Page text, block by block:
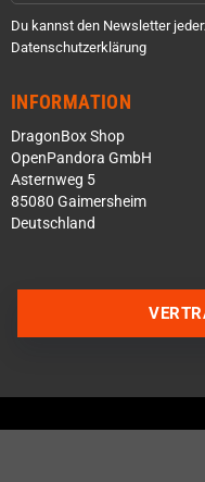
Du kannst den Newsletter
Datenschutzerklärung
INFORMATION
DragonBox Shop
OpenPandora GmbH
Asternweg 5
85080 Gaimersheim
Deutschland